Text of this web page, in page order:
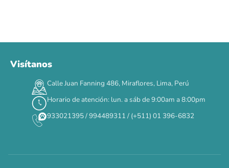
DÍAS HORAS MIN SEG
✕
Siempre fuimosraros.
Visítanos
Calle Juan Fanning 486, Miraflores, Lima, Perú
Horario de atención: lun. a sáb de 9:00am a 8:00pm
933021395 / 994489311 / (+511) 01 396-6832